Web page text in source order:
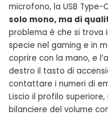
microfono, la USB Type-
solo mono, ma di
problema è che si trova
specie nel gaming e in
coprire con la mano, e
destro il tasto di
contattare i numeri di
Liscio il profilo
bilanciere del volume